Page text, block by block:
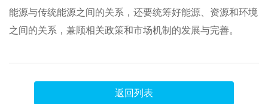
能源与传统能源之间的关系，还要统筹好能源、资源和环境
之间的关系，兼顾相关政策和市场机制的发展与完善。
返回列表